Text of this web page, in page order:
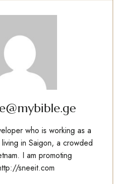
who is working as a
in Saigon, a crowded
I am promoting
sneeit.com